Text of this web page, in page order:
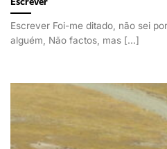
Escrever
Escrever Foi-me ditado, não sei
alguém, Não factos, mas [...]